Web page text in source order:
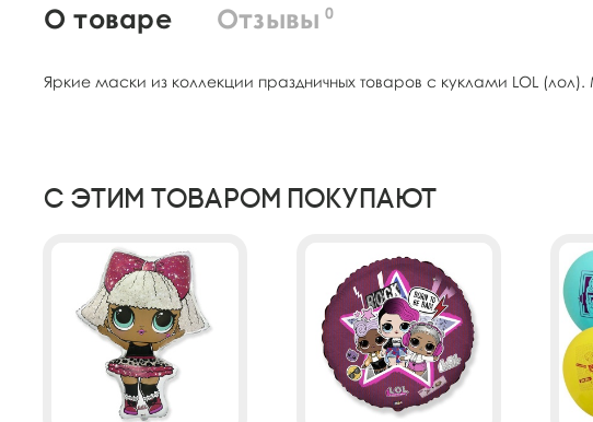
О товаре Отзывы 0
Яркие маски из коллекции праздничных товаров с куклами LOL
С этим товаром покупают